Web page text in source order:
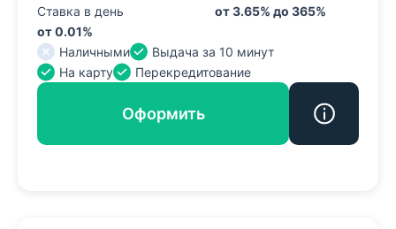
Ставка в день
от 0.01%
от 3.65% до 365%
Наличными
Выдача за 10 минут
На карту
Перекредитование
Оформить